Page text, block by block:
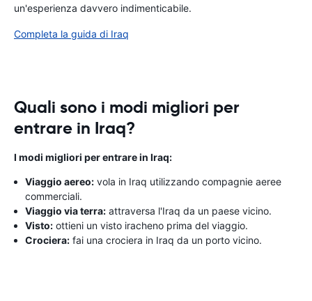
un'esperienza davvero indimenticabile.
Completa la guida di Iraq
Quali sono i modi migliori per
entrare in Iraq?
I modi migliori per entrare in Iraq:
Viaggio aereo: vola in Iraq utilizzando compagnie aeree
commerciali.
Viaggio via terra: attraversa l'Iraq da un paese vicino.
Visto: ottieni un visto iracheno prima del viaggio.
Crociera: fai una crociera in Iraq da un porto vicino.